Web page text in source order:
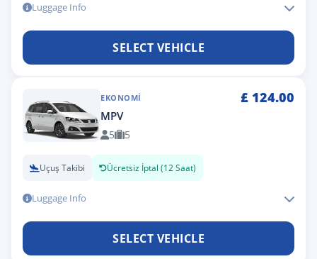
Luggage Info
SELECT VEHICLE
EKONOMI £ 124.00
MPV
5 5
Uçuş Takibi Ücretsiz İptal (12 Saat)
Luggage Info
SELECT VEHICLE